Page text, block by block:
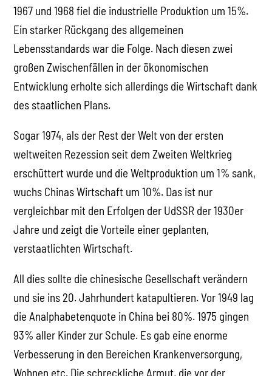
1967 und 1968 fiel die industrielle Produktion um 15%.
Ein starker Rückgang des allgemeinen
Lebensstandards war die Folge. Nach diesen zwei
großen Zwischenfällen in der ökonomischen
Entwicklung erholte sich allerdings die Wirtschaft dank
des staatlichen Plans.
Sogar 1974, als der Rest der Welt von der ersten
weltweiten Rezession seit dem Zweiten Weltkrieg
erschüttert wurde und die Weltproduktion um 1% sank,
wuchs Chinas Wirtschaft um 10%. Das ist nur
vergleichbar mit den Erfolgen der UdSSR der 1930er
Jahre und zeigt die Vorteile einer geplanten,
verstaatlichten Wirtschaft.
All dies sollte die chinesische Gesellschaft verändern
und sie ins 20. Jahrhundert katapultieren. Vor 1949 lag
die Analphabetenquote in China bei 80%. 1975 gingen
93% aller Kinder zur Schule. Es gab eine enorme
Verbesserung in den Bereichen Krankenversorgung,
Wohnen etc. Die schreckliche Armut, die vor der